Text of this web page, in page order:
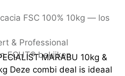
FSC 100% 10kg — los
& Professional
ECHT® bekijkenMARABU 10kg &
Deze combi deal is ideaal